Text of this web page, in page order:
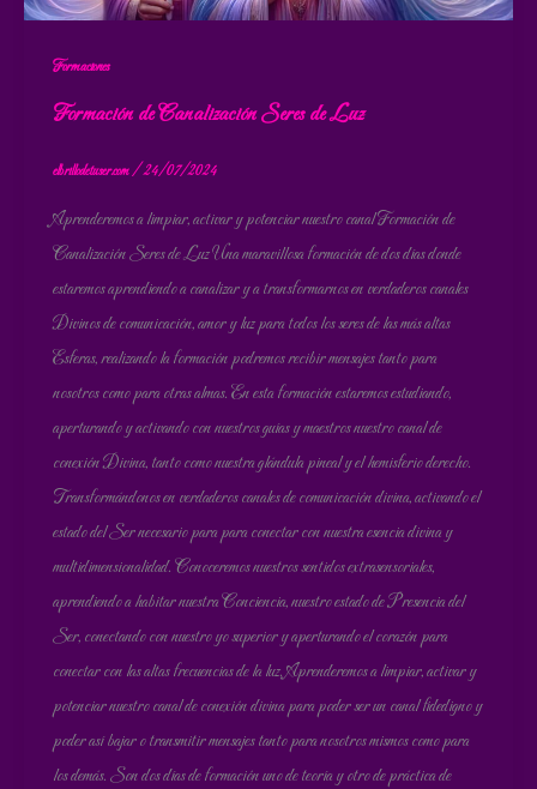
Formaciones
Formación de Canalización Seres de Luz
elbrillodetuser.com/24/07/2024
Aprenderemos a limpiar, activar y potenciar nuestro canal Formación de
Canalización Seres de Luz Una maravillosa formación de dos días donde
estaremos aprendiendo a canalizar y a transformarnos en verdaderos canales
Divinos de comunicación, amor y luz para todos los seres de las más altas
Esferas, realizando la formación podremos recibir mensajes tanto para
nosotros como para otras almas. En esta formación estaremos estudiando,
aperturando y activando con nuestros guías y maestros nuestro canal de
conexión Divina, tanto como nuestra glándula pineal y el hemisferio derecho.
Transformándonos en verdaderos canales de comunicación divina, activando el
estado del Ser necesario para para conectar con nuestra esencia divina y
multidimensionalidad. Conoceremos nuestros sentidos extrasensoriales,
aprendiendo a habitar nuestra Conciencia, nuestro estado de Presencia del
Ser, conectando con nuestro yo superior y aperturando el corazón para
conectar con las altas frecuencias de la luz. Aprenderemos a limpiar, activar y
potenciar nuestro canal de conexión divina para poder ser un canal fidedigno y
poder así bajar o transmitir mensajes tanto para nosotros mismos como para
los demás. Son dos días de formación uno de teoría y otro de práctica de